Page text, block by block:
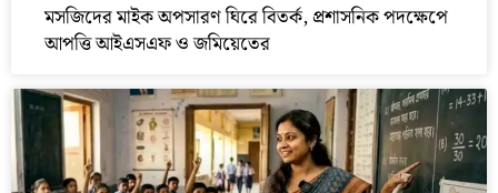
মসজিদের মাইক অপসারণ ঘিরে বিতর্ক, প্রশাসনিক পদক্ষেপে
আপত্তি আইএসএফ ও জমিয়েতের